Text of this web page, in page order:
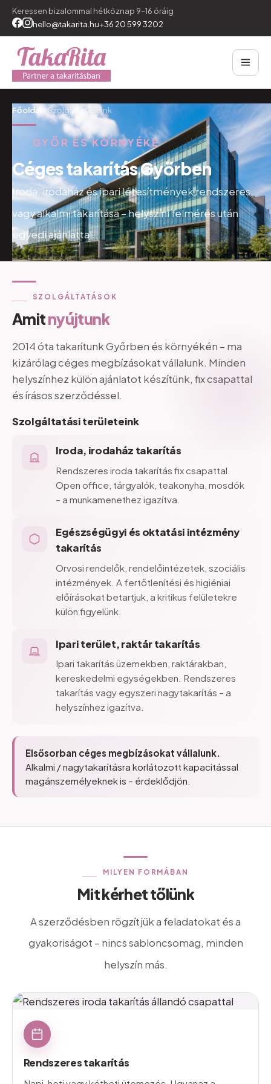
Keressen bizalommal hétköznap 9–16 óráig
hello@takarita.hu+36 20 599 3202
Főoldal /Szolgáltatásaink
GYŐR ÉS KÖRNYÉKE
CégestakarításGyőrben
Iroda, irodaházésiparilétesítményekrendszeres
vagyalkalmitakarítása–helyszínifelmérésután
egyediajánlattal.
SZOLGÁLTATÁSOK
Amitnyújtunk
2014 óta takarítunk Győrben és környékén – ma
kizárólag céges megbízásokat vállalunk. Minden
helyszínhez külön ajánlatot készítünk, fix csapattal
és írásos szerződéssel.
Szolgáltatásiterületeink
Iroda, irodaház takarítás
Rendszeres iroda takarítás fix csapattal.
Open office, tárgyalók, teakonyha, mosdók
– a munkamenethez igazítva.
Egészségügyi és oktatási intézmény
takarítás
Orvosi rendelők, rendelőintézetek, szociális
intézmények. A fertőtlenítési és higiéniai
előírásokat betartjuk, a kritikus felületekre
külön figyelünk.
Ipariterület,raktártakarítás
Ipari takarítás üzemekben, raktárakban,
kereskedelmi egységekben. Rendszeres
takarítás vagy egyszeri nagytakarítás – a
helyszínhez igazítva.
Elsősorban céges megbízásokat vállalunk.
Alkalmi / nagytakarításra korlátozott kapacitással
magánszemélyeknek is – érdeklődjön.
MILYEN FORMÁBAN
Mitkérhettőlünk
Aszerződésben rögzítjüka feladatokat ésa
gyakoriságot – nincssabloncsomag, minden
helyszín más.
Rendszerestakarítás